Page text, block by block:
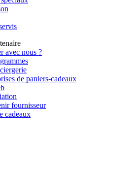
avec nous ?
de paniers-cadeaux
fournisseur
cadeaux